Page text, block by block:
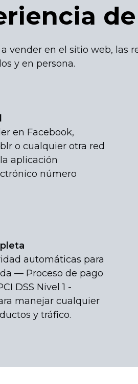
vender en el sitio web, las
y en persona.
en Facebook,
o cualquier otra red
aplicación
número
automáticas para
— Proceso de pago
DSS Nivel 1 -
manejar cualquier
y tráfico.